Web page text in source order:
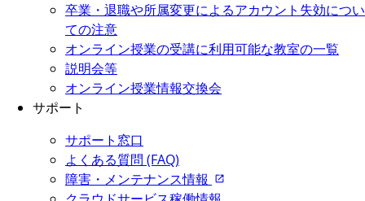
卒業・退職や所属変更によるアカウント失効につい
ての注意
オンライン授業の受講に利用可能な教室の一覧
説明会等
オンライン授業情報交換会
サポート
サポート窓口
よくある質問 (FAQ)
障害・メンテナンス情報